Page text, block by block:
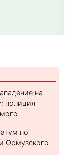
на
полиция
по
Ормузского